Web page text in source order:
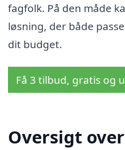
fagfolk. På den måde
løsning, der både
dit budget.
Få 3 tilbud, gratis og
Oversigt over